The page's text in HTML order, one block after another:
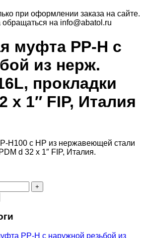
при оформлении заказа на сайте.
на info@abatol.ru
муфта PP-H с
из нерж.
прокладки
х 1″ FIP, Италия
H100 с НР из нержавеющей стали
d 32 х 1″ FIP, Италия.